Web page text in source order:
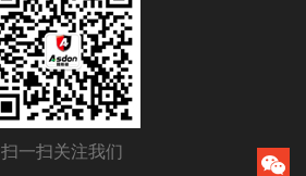
扫一扫关注我们